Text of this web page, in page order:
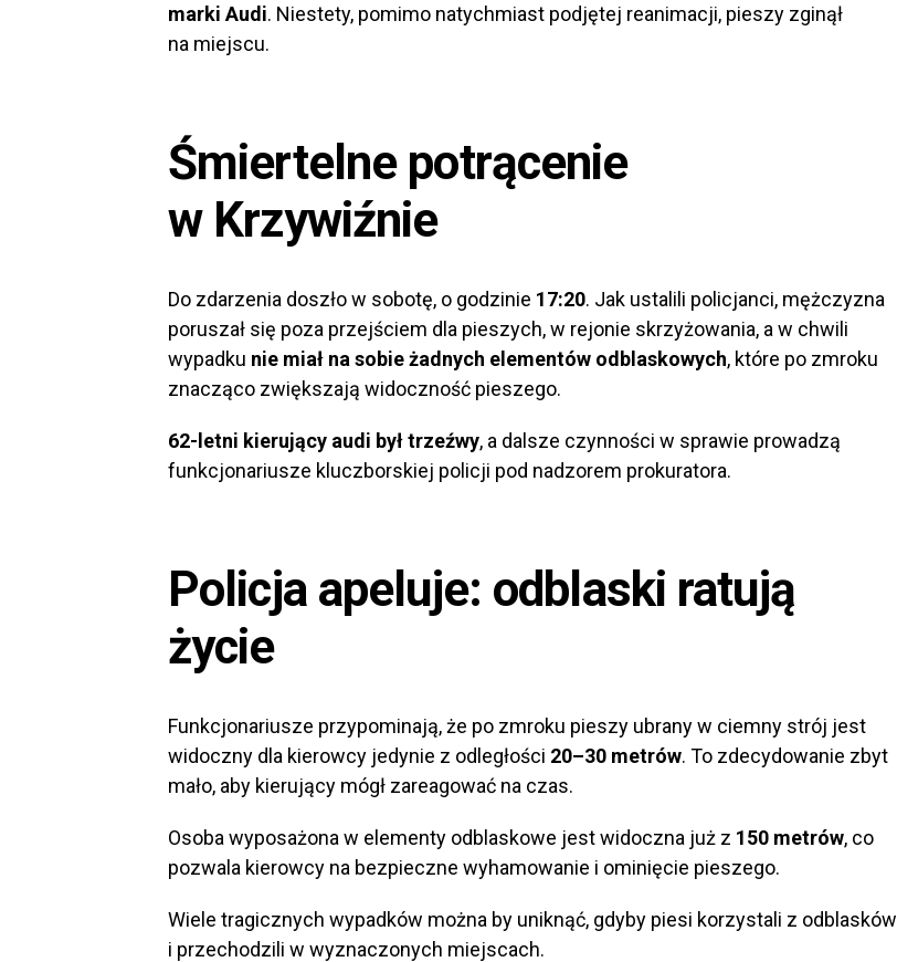
marki Audi. Niestety, pomimo natychmiast podjętej reanimacji, pieszy zginął
na miejscu.
Śmiertelne potrącenie
w Krzywiźnie
Do zdarzenia doszło w sobotę, o godzinie 17:20. Jak ustalili policjanci, mężczyzna
poruszał się poza przejściem dla pieszych, w rejonie skrzyżowania, a w chwili
wypadku nie miał na sobie żadnych elementów odblaskowych, które po zmroku
znacząco zwiększają widoczność pieszego.
62-letni kierujący audi był trzeźwy, a dalsze czynności w sprawie prowadzą
funkcjonariusze kluczborskiej policji pod nadzorem prokuratora.
Policja apeluje: odblaski ratują
życie
Funkcjonariusze przypominają, że po zmroku pieszy ubrany w ciemny strój jest
widoczny dla kierowcy jedynie z odległości 20–30 metrów. To zdecydowanie zbyt
mało, aby kierujący mógł zareagować na czas.
Osoba wyposażona w elementy odblaskowe jest widoczna już z 150 metrów, co
pozwala kierowcy na bezpieczne wyhamowanie i ominięcie pieszego.
Wiele tragicznych wypadków można by uniknąć, gdyby piesi korzystali z odblasków
i przechodzili w wyznaczonych miejscach.